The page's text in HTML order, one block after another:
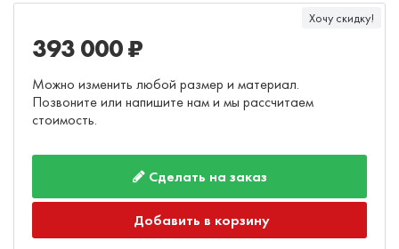
Хочу скидку!
393 000 ₽
Можно изменить любой размер и материал.
Позвоните или напишите нам и мы рассчитаем
стоимость.
Сделать на заказ
Добавить в корзину